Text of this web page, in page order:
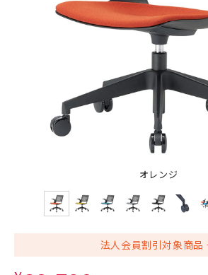
オレンジ
法人会員割引対象商品